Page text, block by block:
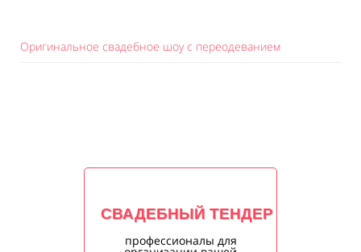
Оригинальное свадебное шоу с переодеванием
СВАДЕБНЫЙ ТЕНДЕР
профессионалы для